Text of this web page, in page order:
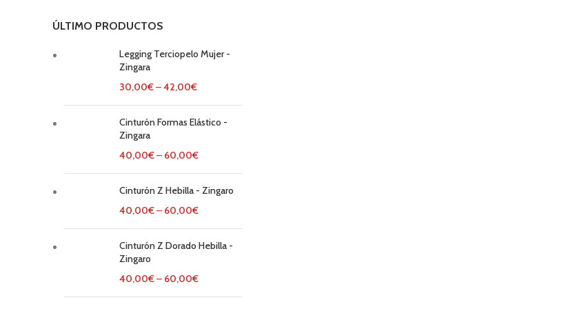
ÚLTIMO PRODUCTOS
Legging Terciopelo Mujer -
Zingara
30,00€–42,00€
Cinturón Formas Elástico -
Zingara
40,00€– 60,00€
Cinturón Z Hebilla - Zingaro
40,00€– 60,00€
Cinturón Z Dorado Hebilla -
Zingaro
40,00€– 60,00€